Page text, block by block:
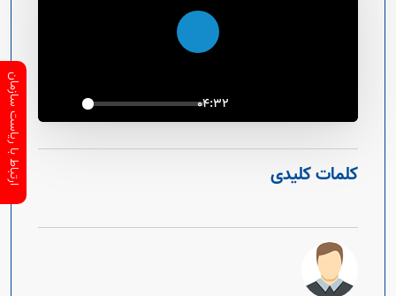
04:32
اجرا
کلمات کلیدی ارتباط با ریاست سازمان